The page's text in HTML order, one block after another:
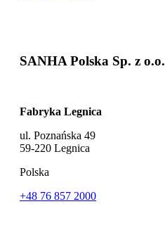
SANHA Polska Sp. z o.o.
Fabryka Legnica
ul. Poznańska 49
59-220 Legnica
Polska
+48 76 857 2000